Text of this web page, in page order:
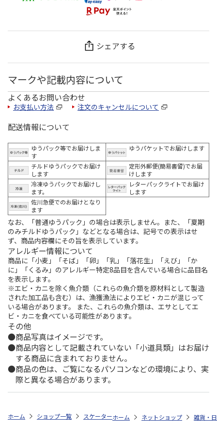
シェアする
マークや記載内容について
よくあるお問い合わせ
お支払い方法 注文のキャンセルについて
配送情報について
ゆうパック等でお届けしま
す
ゆうパケットでお届けします
チルドゆうパックでお届け
します
定形外郵便(簡易書留)でお届
けします
冷凍ゆうパックでお届けし
ます。
レターパックライトでお届け
します
佐川急便でのお届けとなり
ます
なお、「普通ゆうパック」の場合は表示しません。また、「夏期
のみチルドゆうパック」などとなる場合は、記号での表示はせ
ず、商品内容欄にその旨を表示しています。
アレルギー情報について
商品に「小麦」「そば」「卵」「乳」「落花生」「えび」「か
に」「くるみ」のアレルギー特定8品目を含んでいる場合に品目名
を表示します。
※エビ・カニを除く魚介類（これらの魚介類を原材料として製造
された加工品も含む）は、漁獲漁法によりエビ・カニが混じって
いる場合があります。 また、これらの魚介類は、エサとしてエ
ビ・カニを食べている可能性があります。
その他
商品写真はイメージです。
商品内容として記載されていない「小道具類」はお届け
する商品に含まれておりません。
商品の色は、ご覧になるパソコンなどの環境により、実
際と異なる場合があります。
ホーム ショップ一覧 スケーター ドリンクマーカーボトル 1000ml [
ホーム ネットショップ 雑貨・